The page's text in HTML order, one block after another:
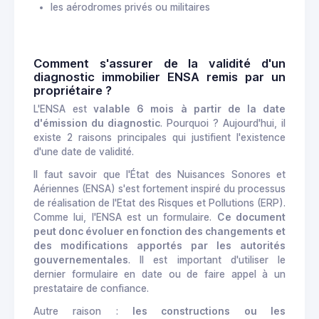
les aérodromes privés ou militaires
Comment s'assurer de la validité d'un
diagnostic immobilier ENSA remis par un
propriétaire ?
L'ENSA est valable 6 mois à partir de la date
d'émission du diagnostic. Pourquoi ? Aujourd'hui, il
existe 2 raisons principales qui justifient l'existence
d'une date de validité.
Il faut savoir que l'État des Nuisances Sonores et
Aériennes (ENSA) s'est fortement inspiré du processus
de réalisation de l'Etat des Risques et Pollutions (ERP).
Comme lui, l'ENSA est un formulaire. Ce document
peut donc évoluer en fonction des changements et
des modifications apportés par les autorités
gouvernementales. Il est important d'utiliser le
dernier formulaire en date ou de faire appel à un
prestataire de confiance.
Autre raison :
les constructions ou les